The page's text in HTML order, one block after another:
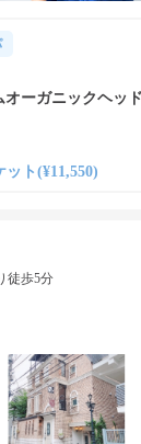
オーガニックヘッ
ット(¥11,550)
徒歩5分